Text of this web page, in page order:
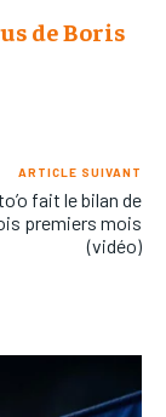
de Boris
ARTICLE SUIVANT
fait le bilan de
premiers mois
(vidéo)